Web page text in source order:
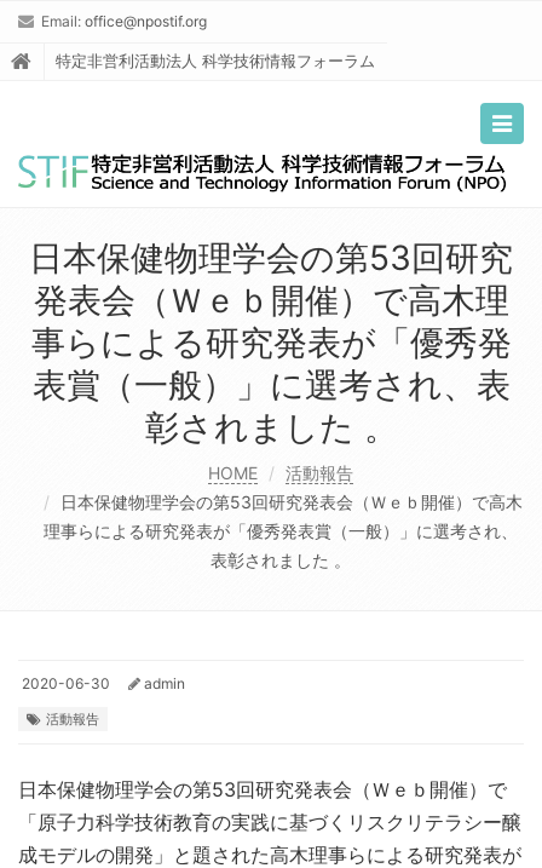
Email: office@npostif.org
特定非営利活動法人 科学技術情報フォーラム
日本保健物理学会の第53回研究
発表会（Ｗｅｂ開催）で高木理
事らによる研究発表が「優秀発
表賞（一般）」に選考され、表
彰されました 。
HOME
活動報告
日本保健物理学会の第53回研究発表会（Ｗｅｂ開催）で高木
理事らによる研究発表が「優秀発表賞（一般）」に選考され、
表彰されました 。
2020-06-30 admin
活動報告
日本保健物理学会の第53回研究発表会（Ｗｅｂ開催）で
「原子力科学技術教育の実践に基づくリスクリテラシー醸
成モデルの開発」と題された高木理事らによる研究発表が